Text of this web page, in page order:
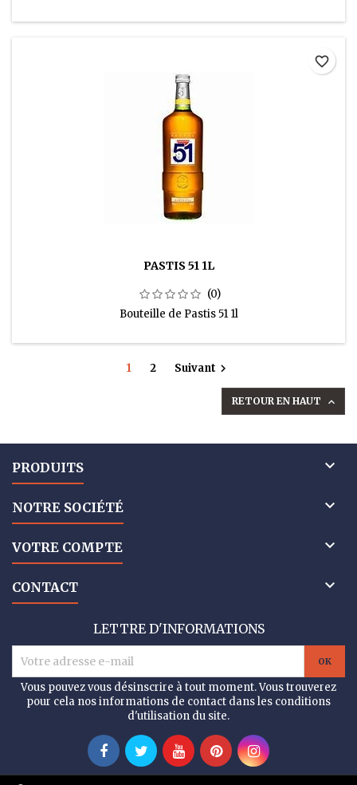
PASTIS 51 1L
(0)
Bouteille de Pastis 51 1l
favorite_border
1 2 Suivant 
RETOUR EN HAUT 
PRODUITS 
NOTRE SOCIÉTÉ 
VOTRE COMPTE 
CONTACT 
LETTRE D'INFORMATIONS
Vous pouvez vous désinscrire à tout moment. Vous trouverez
pour cela nos informations de contact dans les conditions
d'utilisation du site.